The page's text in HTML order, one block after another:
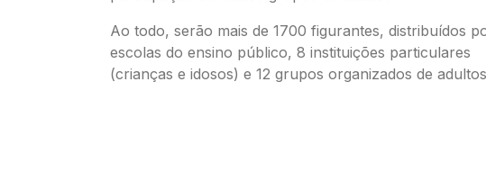
Ao todo, serão mais de 1700 figurantes, distribuídos
escolas do ensino público, 8 instituições particulares
(crianças e idosos) e 12 grupos organizados de